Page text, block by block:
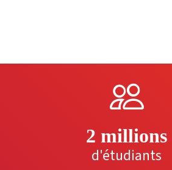
2 millions
d'étudiants